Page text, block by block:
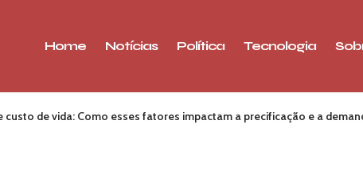
Home Notícias Política Tecnologia
custo de vida: Como esses fatores impactam a precificação e a